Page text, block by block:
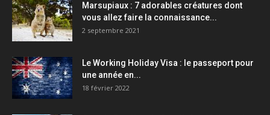
Marsupiaux : 7 adorables créatures dont
vous allez faire la connaissance...
2 septembre 2021
Le Working Holiday Visa : le passeport pour
une année en...
18 février 2022